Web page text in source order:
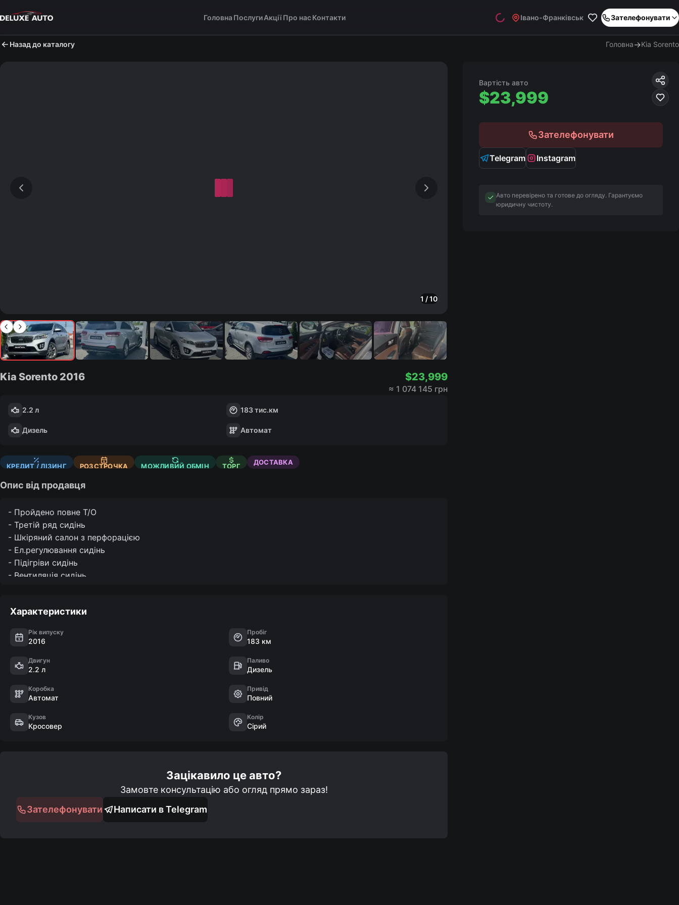
Головна Послуги Акції Про нас Контакти Івано-Франківськ Зателефонувати
Назад до каталогу Головна→Kia Sorento
1 /10
Kia Sorento 2016 $23,999
≈ 1 074 145 грн
2.2 л 183тис.км
Дизель Автомат
КРЕДИТ / ЛІЗИНГ РОЗСТРОЧКА МОЖЛИВИЙ ОБМІН ТОРГ ДОСТАВКА
Опис від продавця
- Пройдено повне Т/О
- Третій ряд сидінь
- Шкіряний салон з перфорацією
- Ел.регулювання сидінь
- Підігріви сидінь
- Вентиляція сидінь
- Розетка 220В
- Сліпі зони
- Електроручник
- Ел.привід кришки багажника
- Система Start/Stop
- Датчик дощу
- Датчик світла
Характеристики
Рік випуску
2016
Пробіг
183 км
Двигун
2.2 л
Паливо
Дизель
Коробка
Автомат
Привід
Повний
Кузов
Кросовер
Колір
Сірий
Зацікавило це авто?
Замовте консультацію або огляд прямо зараз!
Зателефонувати
Написати в Telegram
Вартість авто
$23,999
Зателефонувати
Telegram Instagram
Авто перевірено та готове до огляду. Гарантуємо
юридичну чистоту.